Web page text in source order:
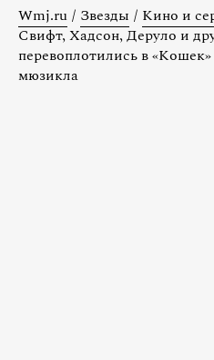
Wmj.ru / Звезды / Кино и
Свифт, Хадсон, Деруло и
перевоплотились в
мюзикла